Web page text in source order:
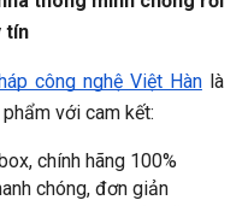
tín
công nghệ Việt Hàn là
với cam kết:
chính hãng 100%
chóng, đơn giản